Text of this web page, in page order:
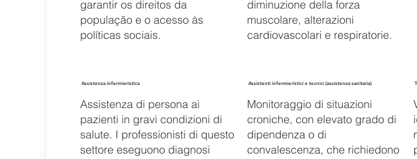
garantir os direitos da
população e o acesso às
políticas sociais.
diminuzione della forza
muscolare, alterazioni
cardiovascolari e respiratorie.
Assistenza infermieristica
Assistenza di persona ai
pazienti in gravi condizioni di
salute. I professionisti di questo
settore eseguono diagnosi
Assistenti infermieristici e tecnici (assistenza sanitaria)
Monitoraggio di situazioni
croniche, con elevato grado di
dipendenza o di
convalescenza, che richiedono